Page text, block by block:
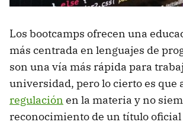
Los bootcamps ofrecen una
más centrada en lenguajes de
son una vía más rápida para
universidad, pero lo cierto es que
regulación en la materia y no
reconocimiento de un título oficial